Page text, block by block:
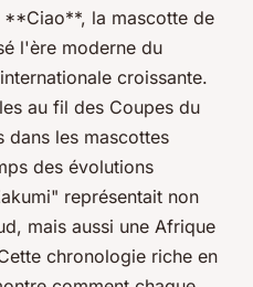
**Ciao**, la mascotte de
l'ère moderne du
croissante.
au fil des Coupes du
dans les mascottes
des évolutions
représentait non
mais aussi une Afrique
chronologie riche en